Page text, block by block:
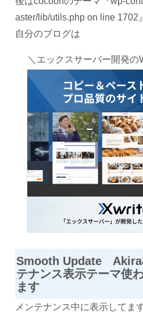
aster/lib/utils.php on line 1702
自分のブログは
＼エックスサーバー開発の
Smooth Update Akira
テナンス表示テーマ使
ます
メンテナンス中に表示してます